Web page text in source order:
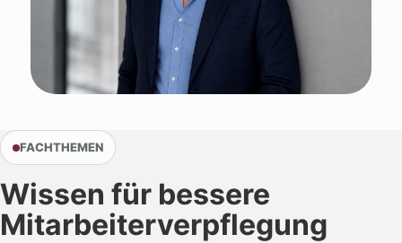
FACHTHEMEN
Wissen für bessere
Mitarbeiterverpflegung